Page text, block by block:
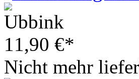
11,90 €*
Nicht mehr